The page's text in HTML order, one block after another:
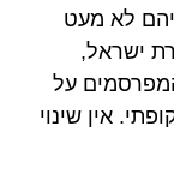
לא מעט
ישראל,
על
אין שינוי